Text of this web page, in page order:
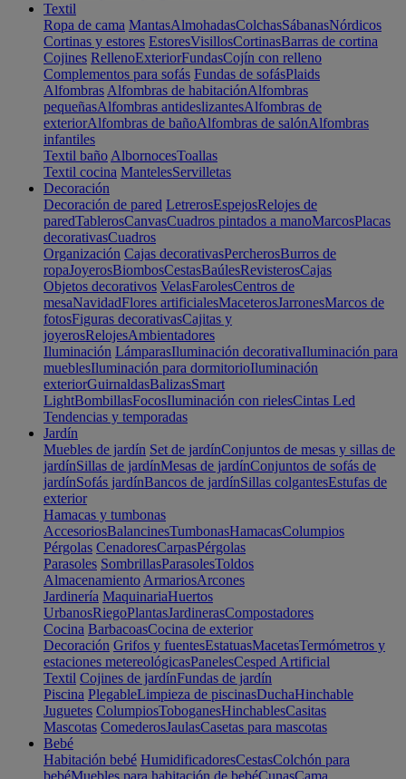
Textil
Ropa de cama MantasAlmohadasColchasSábanasNórdicos
Cortinas y estores EstoresVisillosCortinasBarras de cortina
Cojines RellenoExteriorFundasCojín con relleno
Complementos para sofás Fundas de sofásPlaids
Alfombras Alfombras de habitaciónAlfombras
pequeñasAlfombras antideslizantesAlfombras de
exteriorAlfombras de bañoAlfombras de salónAlfombras
infantiles
Textil baño AlbornocesToallas
Textil cocina MantelesServilletas
Decoración
Decoración de pared LetrerosEspejosRelojes de
paredTablerosCanvasCuadros pintados a manoMarcosPlacas
decorativasCuadros
Organización Cajas decorativasPercherosBurros de
ropaJoyerosBiombosCestasBaúlesRevisterosCajas
Objetos decorativos VelasFarolesCentros de
mesaNavidadFlores artificialesMaceterosJarronesMarcos de
fotosFiguras decorativasCajitas y
joyerosRelojesAmbientadores
Iluminación LámparasIluminación decorativaIluminación para
mueblesIluminación para dormitorioIluminación
exteriorGuirnaldasBalizasSmart
LightBombillasFocosIluminación con rielesCintas Led
Tendencias y temporadas
Jardín
Muebles de jardín Set de jardínConjuntos de mesas y sillas de
jardínSillas de jardínMesas de jardínConjuntos de sofás de
jardínSofás jardínBancos de jardínSillas colgantesEstufas de
exterior
Hamacas y tumbonas
AccesoriosBalancinesTumbonasHamacasColumpios
Pérgolas CenadoresCarpasPérgolas
Parasoles SombrillasParasolesToldos
Almacenamiento ArmariosArcones
Jardinería MaquinariaHuertos
UrbanosRiegoPlantasJardinerasCompostadores
Cocina BarbacoasCocina de exterior
Decoración Grifos y fuentesEstatuasMacetasTermómetros y
estaciones metereológicasPanelesCesped Artificial
Textil Cojines de jardínFundas de jardín
Piscina PlegableLimpieza de piscinasDuchaHinchable
Juguetes ColumpiosToboganesHinchablesCasitas
Mascotas ComederosJaulasCasetas para mascotas
Bebé
Habitación bebé HumidificadoresCestasColchón para
bebéMuebles para habitación de bebéCunasCama